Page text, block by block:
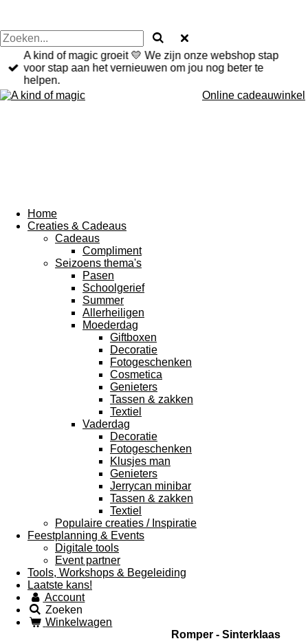
A kind of magic groeit 💛 We zijn onze webshop stap
voor stap aan het vernieuwen om jou nog beter te
helpen.
Online cadeauwinkel
Home
Creaties & Cadeaus
Cadeaus
Compliment
Seizoens thema's
Pasen
Schoolgerief
Summer
Allerheiligen
Moederdag
Giftboxen
Decoratie
Fotogeschenken
Cosmetica
Genieters
Tassen & zakken
Textiel
Vaderdag
Decoratie
Fotogeschenken
Klusjes man
Genieters
Jerrycan minibar
Tassen & zakken
Textiel
Populaire creaties / Inspiratie
Feestplanning & Events
Digitale tools
Event partner
Tools, Workshops & Begeleiding
Laatste kans!
Account
Zoeken
Winkelwagen
Romper - Sinterklaas